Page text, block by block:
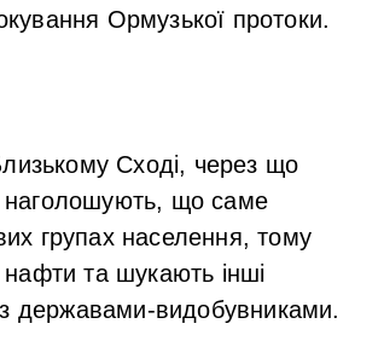
Ормузької протоки.
Сході, через що
наголошують, що саме
групах населення, тому
нафти та шукають інші
з державами-видобувниками.